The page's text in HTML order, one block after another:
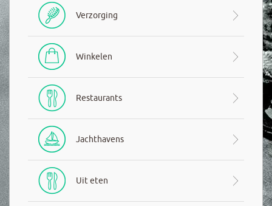
Verzorging
Winkelen
Restaurants
Jachthavens
Uit eten